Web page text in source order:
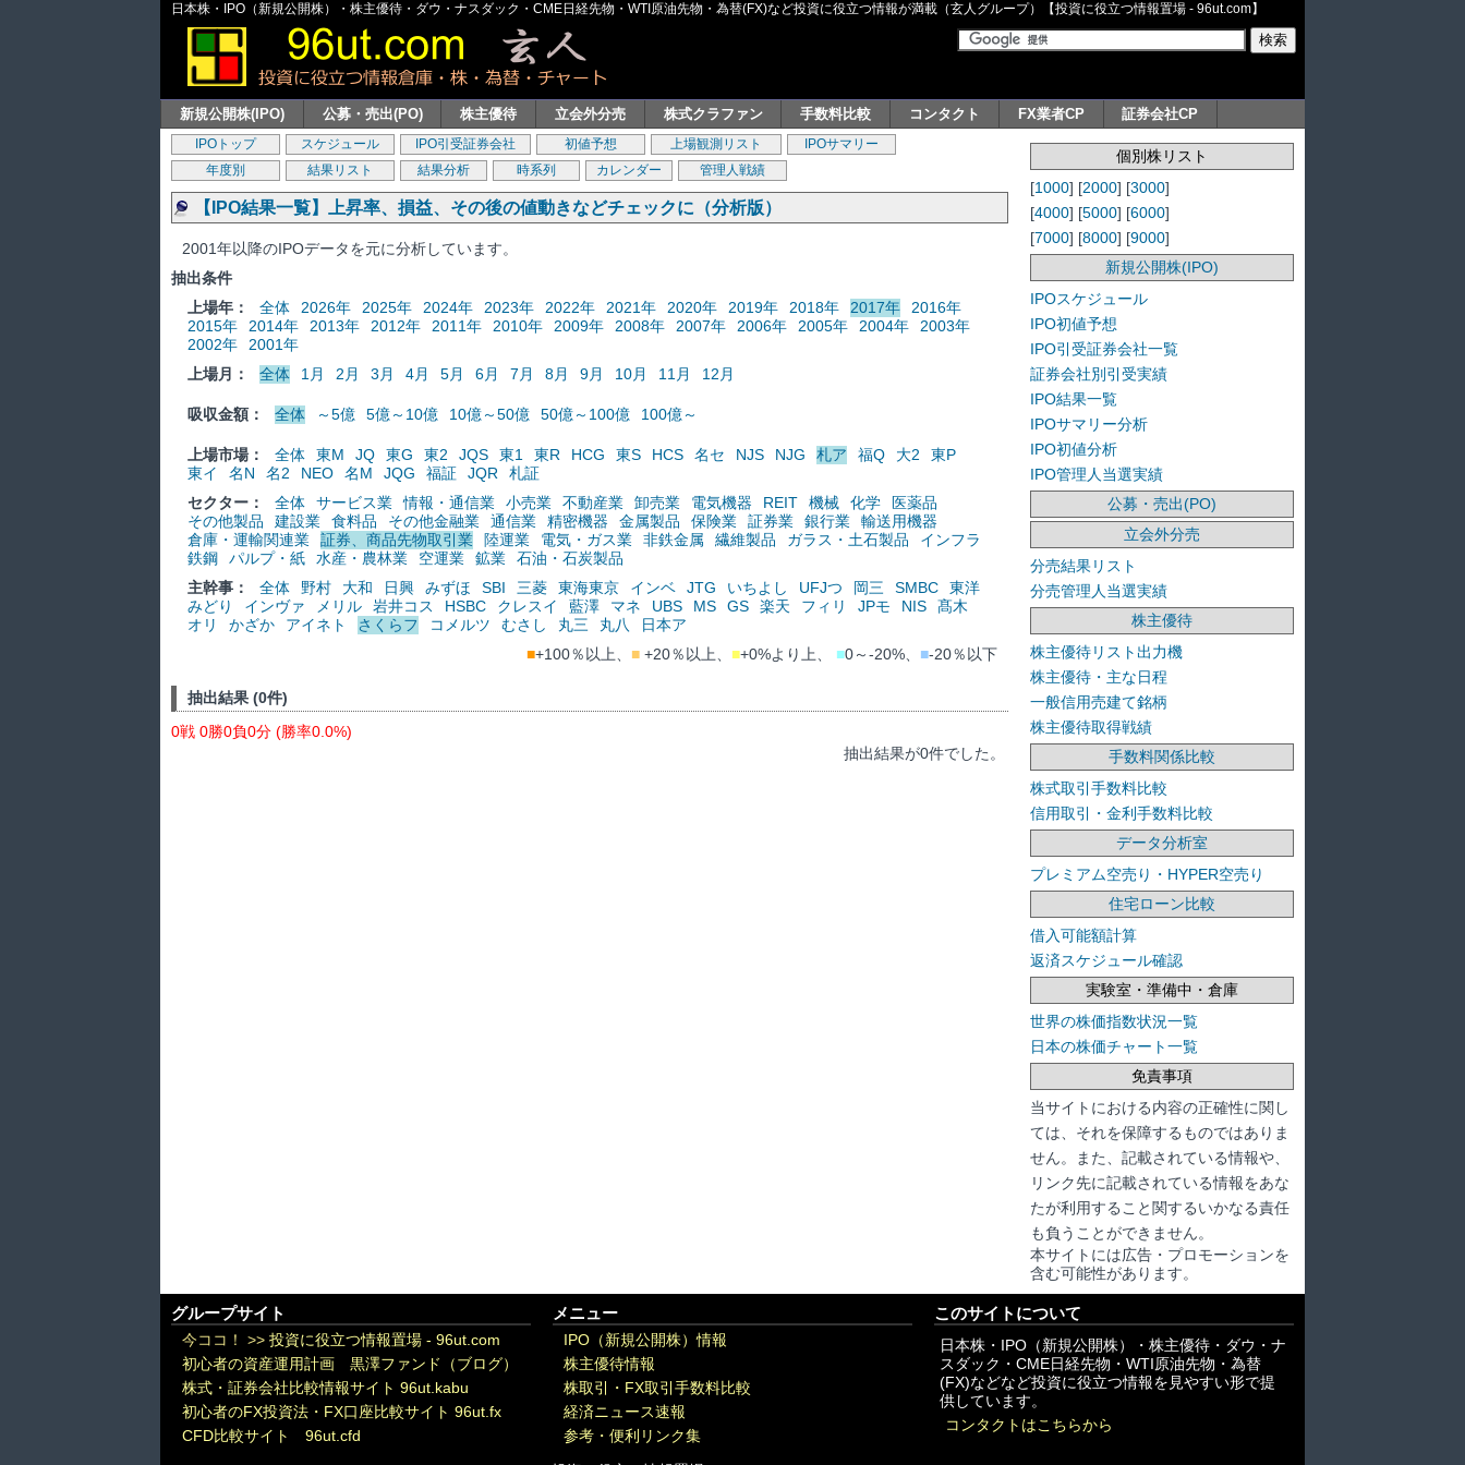
日本株・IPO（新規公開株）・株主優待・ダウ・ナスダック・CME日経先物・WTI原油先物・為替(FX)など投資に役立つ情報が満載（玄人グループ）【投資に役立つ情報置場 - 96ut.com】
新規公開株(IPO) 公募・売出(PO) 株主優待 立会外分売 株式クラファン 手数料比較 コンタクト FX業者CP 証券会社CP
IPOトップ スケジュール IPO引受証券会社 初値予想 上場観測リスト
IPOサマリー
年度別
結果リスト 結果分析 時系列 カレンダー 管理人戦績
【IPO結果一覧】上昇率、損益、その後の値動きなどチェックに（分析版）
2001年以降のIPOデータを元に分析しています。
抽出条件
上場年：
全体 2026年 2025年 2024年 2023年 2022年 2021年 2020年 2019年 2018年 2017年
2016年
2015年
2014年 2013年 2012年 2011年 2010年 2009年 2008年 2007年 2006年 2005年 2004年
2003年
2002年
2001年
上場月：
全体 1月 2月 3月 4月 5月 6月 7月 8月 9月 10月 11月 12月
吸収金額： 全体 ～5億 5億～10億 10億～50億 50億～100億 100億～
上場市場： 全体 東M JQ 東G 東2 JQS 東1 東R HCG 東S HCS 名セ NJS NJG 札ア 福Q 大2
東P
東イ
名N 名2 NEO 名M JQG 福証 JQR
札証
セクター：
全体 サービス業 情報・通信業 小売業 不動産業 卸売業 電気機器 REIT 機械 化学
医薬品
その他製品
建設業 食料品 その他金融業 通信業 精密機器 金属製品 保険業 証券業 銀行業
輸送用機器
倉庫・運輸関連業
証券、商品先物取引業 陸運業 電気・ガス業 非鉄金属 繊維製品 ガラス・土石製品
インフラ
鉄鋼
パルプ・紙 水産・農林業 空運業 鉱業
石油・石炭製品
主幹事：
全体 野村 大和 日興 みずほ SBI 三菱 東海東京 インベ JTG いちよし UFJつ 岡三 SMBC
東洋
みどり
インヴァ メリル 岩井コス HSBC クレスイ 藍澤 マネ UBS MS GS 楽天 フィリ JPモ NIS
髙木
オリ
かざか アイネト さくらフ コメルツ むさし 丸三 丸八
日本ア
■+100％以上、 ■+20％以上、 ■+0%より上、 ■0～-20%、 ■-20％以下
抽出結果 (0件)
0戦 0勝0負0分 (勝率0.0%)
抽出結果が0件でした。
個別株リスト
[1000] [2000] [3000]
[4000] [5000] [6000]
[7000] [8000] [9000]
新規公開株(IPO)
IPOスケジュール
IPO初値予想
IPO引受証券会社一覧
証券会社別引受実績
IPO結果一覧
IPOサマリー分析
IPO初値分析
IPO管理人当選実績
公募・売出(PO)
立会外分売
分売結果リスト
分売管理人当選実績
株主優待
株主優待リスト出力機
株主優待・主な日程
一般信用売建て銘柄
株主優待取得戦績
手数料関係比較
株式取引手数料比較
信用取引・金利手数料比較
データ分析室
プレミアム空売り・HYPER空売り
住宅ローン比較
借入可能額計算
返済スケジュール確認
実験室・準備中・倉庫
世界の株価指数状況一覧
日本の株価チャート一覧
免責事項
当サイトにおける内容の正確性に関し
ては、それを保障するものではありま
せん。また、記載されている情報や、
リンク先に記載されている情報をあな
たが利用すること関するいかなる責任
も負うことができません。
本サイトには広告・プロモーションを
含む可能性があります。
グループサイト
今ココ！ >> 投資に役立つ情報置場 - 96ut.com
初心者の資産運用計画 黒澤ファンド（ブログ）
株式・証券会社比較情報サイト 96ut.kabu
初心者のFX投資法・FX口座比較サイト 96ut.fx
CFD比較サイト 96ut.cfd
メニュー
IPO（新規公開株）情報
株主優待情報
株取引・FX取引手数料比較
経済ニュース速報
参考・便利リンク集
このサイトについて
日本株・IPO（新規公開株）・株主優待・ダウ・ナ
スダック・CME日経先物・WTI原油先物・為替
(FX)などなど投資に役立つ情報を見やすい形で提
供しています。
コンタクトはこちらから